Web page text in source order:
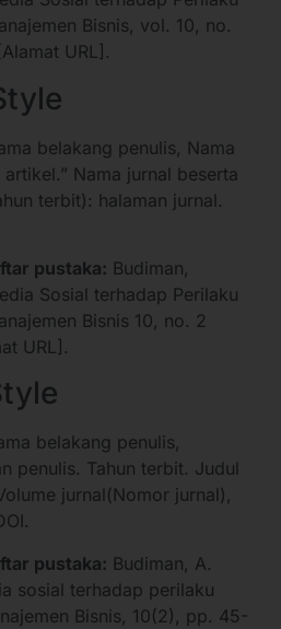
Bisnis, vol. 10, no.
URL].
belakang penulis, Nama
Nama jurnal beserta
terbit): halaman jurnal.
pustaka: Budiman,
Sosial terhadap Perilaku
Bisnis 10, no. 2
URL].
belakang penulis,
penulis. Tahun terbit. Judul
jurnal(Nomor jurnal),
pustaka: Budiman, A.
sosial terhadap perilaku
Bisnis, 10(2), pp. 45-